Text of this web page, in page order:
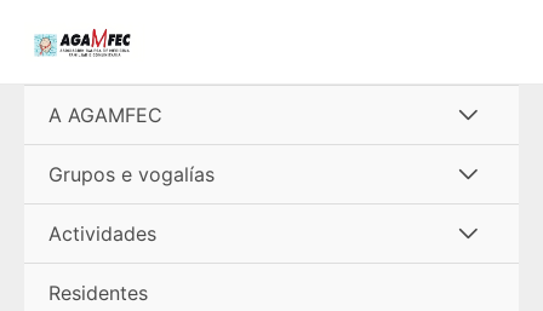
A AGAMFEC
menú
Grupos e vogalías
menú
Actividades
Residentes